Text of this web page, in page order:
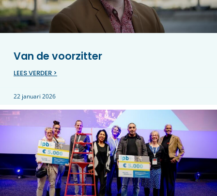
Van de voorzitter
LEES VERDER >
22 januari 2026